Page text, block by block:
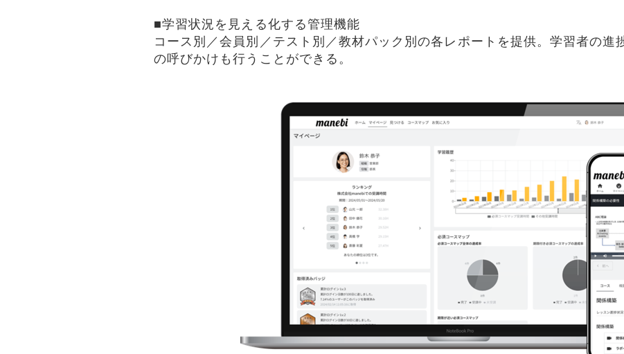
■学習状況を見える化する管理機能
コース別／会員別／テスト別／教材パック別の各レポートを提供。学習者の進
の呼びかけも行うことができる。